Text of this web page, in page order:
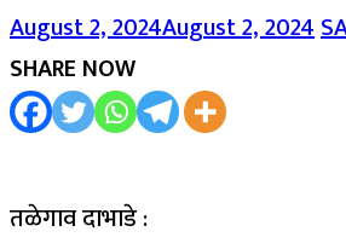
August 2, 2024August 2, 2024
SHARE NOW
तळेगाव दाभाडे :